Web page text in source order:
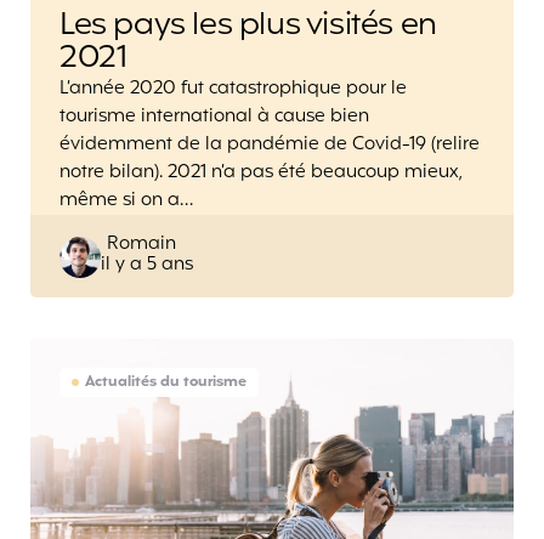
Les pays les plus visités en
2021
L’année 2020 fut catastrophique pour le
tourisme international à cause bien
évidemment de la pandémie de Covid-19 (relire
notre bilan). 2021 n’a pas été beaucoup mieux,
même si on a…
Posted
by
Romain
il y a 5 ans
Actualités du tourisme